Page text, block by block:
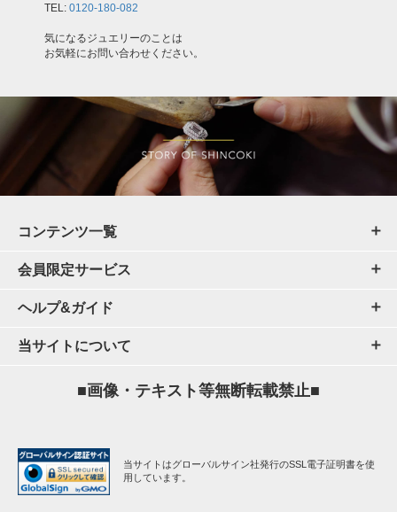
TEL: 0120-180-082
気になるジュエリーのことは
お気軽にお問い合わせください。
コンテンツ一覧
会員限定サービス
ヘルプ&ガイド
当サイトについて
■画像・テキスト等無断転載禁止■
当サイトはグローバルサイン社発行のSSL電子証明書を使
用しています。